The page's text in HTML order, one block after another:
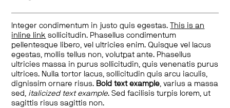
Integer condimentum in justo quis egestas.
This is an
inline link sollicitudin. Phasellus condimentum
pellentesque libero, vel ultricies enim. Quisque vel lacus
egestas, mollis tellus non, volutpat ante. Phasellus
ultricies massa in purus sollicitudin, quis venenatis purus
ultrices. Nulla tortor lacus, sollicitudin quis arcu iaculis,
dignissim ornare risus. Bold text example, varius a massa
sed, italicized text example. Sed facilisis turpis lorem, ut
sagittis risus sagittis non.